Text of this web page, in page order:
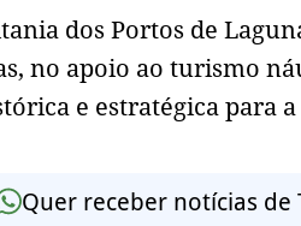
dos Portos de
no apoio ao turismo
e estratégica para a
Quer receber notícias de